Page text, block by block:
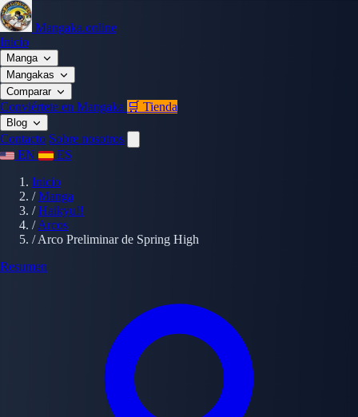
Mangaka.online
Inicio
Manga
Mangakas
Comparar
Conviértete en Mangaka 🛒 Tienda
Blog
Contacto Sobre nosotros
EN
ES
Inicio
/ Manga
/ Haikyu!!
/ Arcos
/ Arco Preliminar de Spring High
Resumen